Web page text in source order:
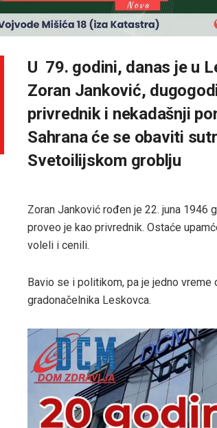
U 79. godini, danas je u
Zoran Janković,
privrednik i nekadašnji
Sahrana će se obaviti
Svetoilijskom groblju
Zoran Janković rođen je 22. juna 1946
proveo je kao privrednik. Ostaće
voleli i cenili.
Bavio se i politikom, pa je jedno vreme
gradonačelnika Leskovca.